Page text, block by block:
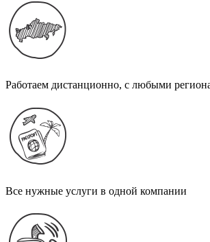
Работаем дистанционно, с любыми
Все нужные услуги в одной компании